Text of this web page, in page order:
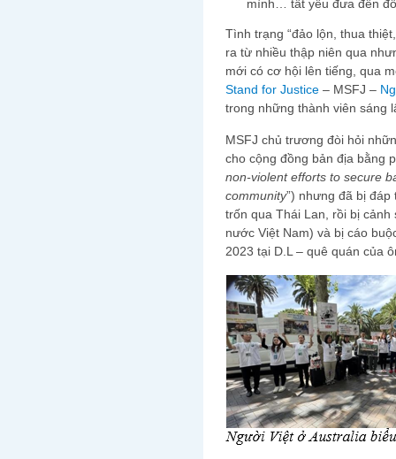
mình… tất yếu đưa đến
Tình trạng “đảo lộn, thua
ra từ nhiều thập niên qua
mới có cơ hội lên tiếng, qua
Stand for Justice – MSFJ –
trong những thành viên sáng
MSFJ chủ trương đòi hỏi
cho cộng đồng bản địa bằng
non-violent efforts to secure
community”) nhưng đã bị đáp
trốn qua Thái Lan, rồi bị
nước Việt Nam) và bị cáo
2023 tại D.L – quê quán của